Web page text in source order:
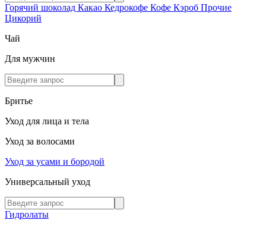
Горячий шоколад Какао Кедрокофе Кофе Кэроб Прочие
Цикорий
Чай
Для мужчин
Бритье
Уход для лица и тела
Уход за волосами
Уход за усами и бородой
Универсальный уход
Гидролаты